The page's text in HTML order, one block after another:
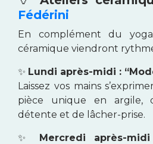
Fédérini
En complément du
céramique viendront
✨ Lundi après-midi :
Laissez vos mains
pièce unique en argile,
détente et de lâcher-prise.
✨ Mercredi après-